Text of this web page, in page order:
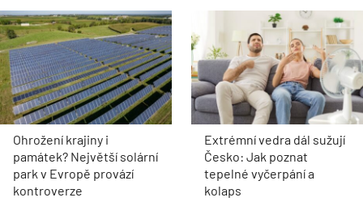
Ohrožení krajiny i
památek? Největší solární
park v Evropě provází
kontroverze
Extrémní vedra dál sužují
Česko: Jak poznat
tepelné vyčerpání a
kolaps